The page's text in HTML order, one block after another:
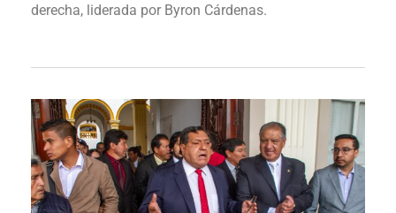
derecha, liderada por Byron Cárdenas.